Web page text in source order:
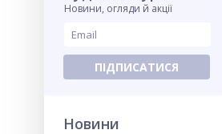
Новини, огляди й акції
ПІДПИСАТИСЯ
Новини